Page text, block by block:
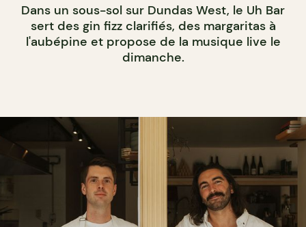
Dans un sous-sol sur Dundas West, le Uh Bar
sert des gin fizz clarifiés, des margaritas à
l'aubépine et propose de la musique live le
dimanche.